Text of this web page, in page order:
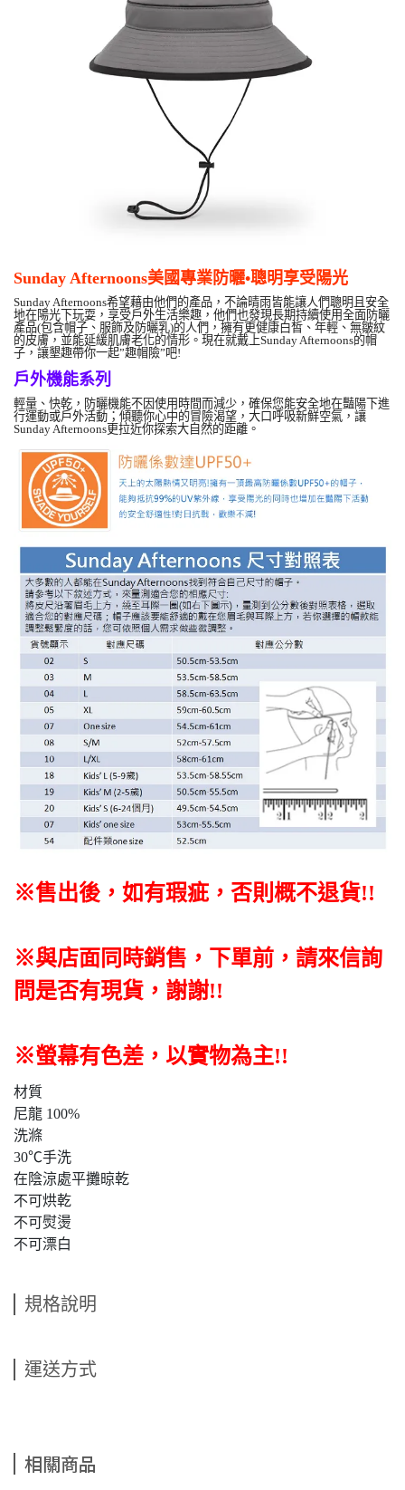
Sunday Afternoons美國專業防曬•聰明享受陽光
Sunday Afternoons希望藉由他們的產品，不論晴雨皆能讓人們聰明且安全
地在陽光下玩耍，享受戶外生活樂趣，他們也發現長期持續使用全面防曬
產品(包含帽子、服飾及防曬乳)的人們，擁有更健康白皙、年輕、無皺紋
的皮膚，並能延緩肌膚老化的情形。現在就戴上Sunday Afternoons的帽
子，讓墾趣帶你一起”趣帽險”吧!
戶外機能系列
輕量、快乾，防曬機能不因使用時間而減少，確保您能安全地在豔陽下進
行運動或戶外活動；傾聽你心中的冒險渴望，大口呼吸新鮮空氣，讓
Sunday Afternoons更拉近你探索大自然的距離。
※售出後 ，如有瑕疵，否則概不退貨!!
※與店面同時銷售 ， 下單前 ， 請來信詢
問是否有現貨，謝謝!!
※螢幕有色差，以實物為主!!
材質
尼龍 100%
洗滌
30℃手洗
在陰涼處平攤晾乾
不可烘乾
不可熨燙
不可漂白
規格說明
運送方式
相關商品